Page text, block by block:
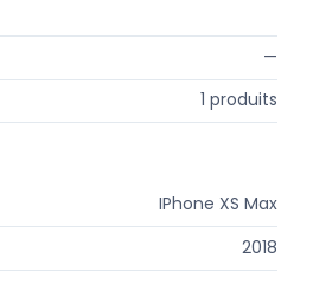
—
1 produits
IPhone XS Max
2018